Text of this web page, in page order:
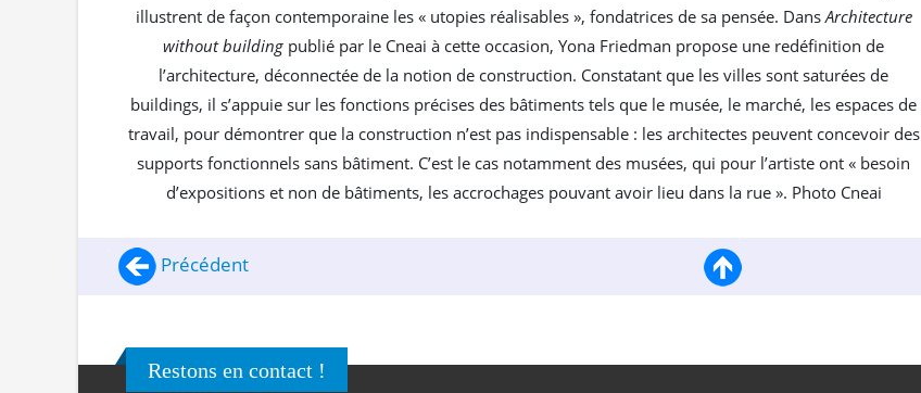
illustrent de façon contemporaine les « utopies réalisables », fondatrices de sa pensée. DansArchitecture
without building publié par le Cneai à cette occasion, Yona Friedman propose une redéfinition de
l’architecture, déconnectée de la notion de construction. Constatant que les villes sont saturées de
buildings, il s’appuie sur les fonctions précises des bâtiments tels que le musée, le marché, les espaces de
travail, pour démontrer que la construction n’est pas indispensable : les architectes peuvent concevoir des
supports fonctionnels sans bâtiment. C’est le cas notamment des musées, qui pour l’artiste ont « besoin
d’expositions et non de bâtiments, les accrochages pouvant avoir lieu dans la rue ». Photo Cneai
Précédent
Restons en contact !